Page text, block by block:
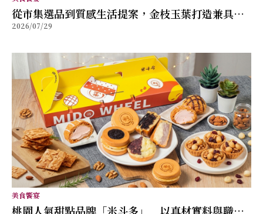
從市集選品到質感生活提案，金枝玉葉打造兼具風
格與舒適的女性穿搭品牌
2026/07/29
美食饗宴
桃園人氣甜點品牌「米斗多」 以真材實料與職人